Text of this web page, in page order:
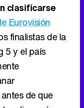
clasificarse
Eurovisión
finalistas de la
5 y el país
de que